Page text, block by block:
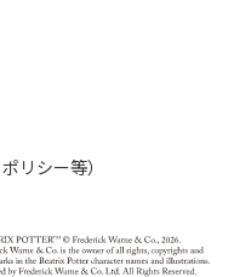
リシー等）